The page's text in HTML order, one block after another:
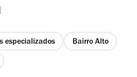
especializados Bairro Alto